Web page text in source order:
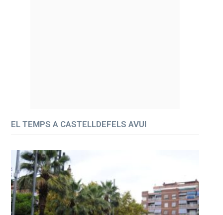
EL TEMPS A CASTELLDEFELS AVUI